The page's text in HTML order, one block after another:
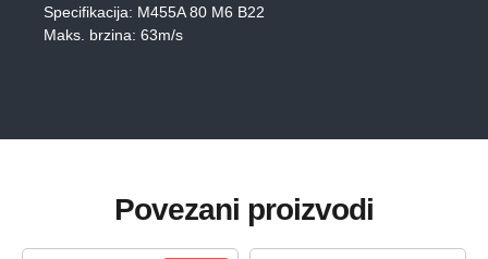
Specifikacija: M455A 80 M6 B22
Maks. brzina: 63m/s
Povezani proizvodi